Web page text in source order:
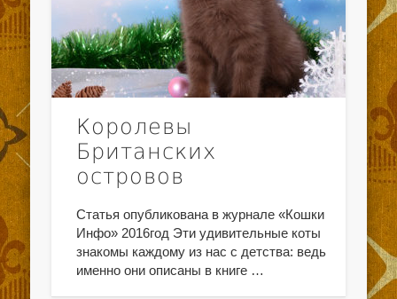
Королевы
Британских
островов
Статья опубликована в журнале «Кошки
Инфо» 2016год Эти удивительные коты
знакомы каждому из нас с детства: ведь
именно они описаны в книге …